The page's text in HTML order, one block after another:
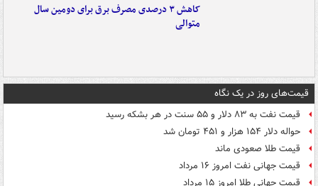
کاهش ۳ درصدی مصرف برق برای دومین سال
متوالی
قیمت‌های روز در یک نگاه
قیمت نفت به ۸۳ دلار و ۵۵ سنت در هر بشکه رسید
حواله دلار ۱۵۴ هزار و ۴۵۱ تومان شد
قیمت طلا صعودی ماند
قیمت جهانی نفت امروز ۱۶ مرداد
قیمت جهانی طلا امروز ۱۵ مرداد